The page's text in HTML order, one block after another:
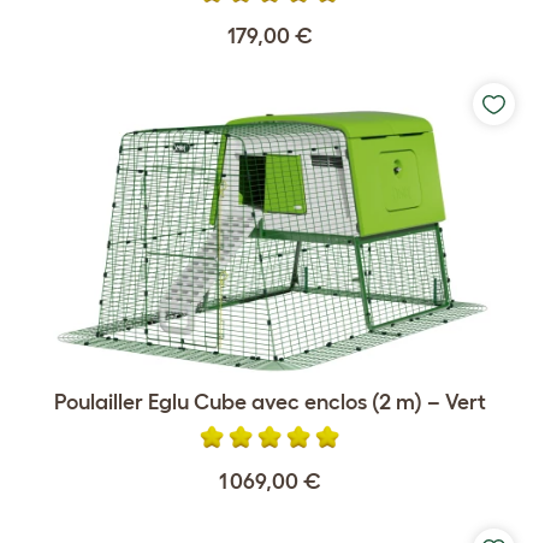
179,00 €
Poulailler Eglu Cube avec enclos (2 m) – Vert
1 069,00 €